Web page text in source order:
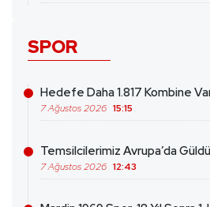
SPOR
Hedefe Daha 1.817 Kombine
7 Ağustos 2026 15:15
Temsilcilerimiz Avrupa’da Güldü
7 Ağustos 2026 12:43